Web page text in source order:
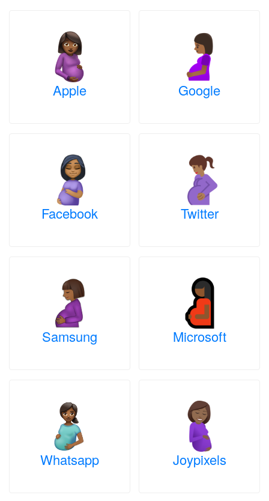
Apple Google
Facebook Twitter
Samsung Microsoft
Whatsapp Joypixels